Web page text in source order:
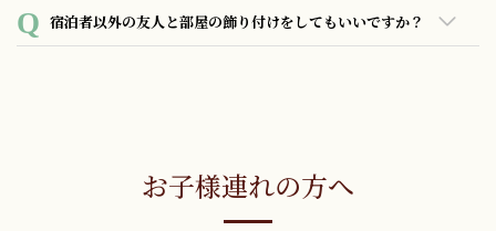
販売はございませんが、別途¥3,500にて風船、LEDライトな
どを使用した装飾をホテルスタッフにて行う事が可能です。
宿泊者以外の友人と部屋の飾り付けをしてもいいですか？
お子様連れの方へ